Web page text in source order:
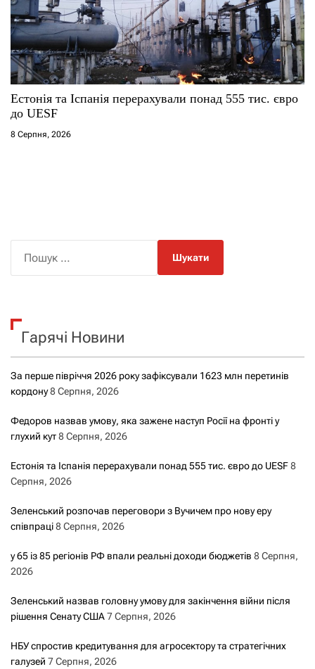
Естонія та Іспанія перерахували понад 555 тис. євро
до UESF
8 Серпня, 2026
к
Гарячі Новини
За перше півріччя 2026 року зафіксували 1623 млн перетинів
кордону8 Серпня, 2026
Федоров назвав умову, яка зажене наступ Росії на фронті у
глухий кут8 Серпня, 2026
Естонія та Іспанія перерахували понад 555 тис. євро до UESF8
Серпня, 2026
Зеленський розпочав переговори з Вучичем про нову еру
співпраці8 Серпня, 2026
у 65 із 85 регіонів РФ впали реальні доходи бюджетів 8 Серпня,
2026
Зеленський назвав головну умову для закінчення війни після
рішення Сенату США7 Серпня, 2026
НБУ спростив кредитування для агросектору та стратегічних
галузей 7 Серпня, 2026